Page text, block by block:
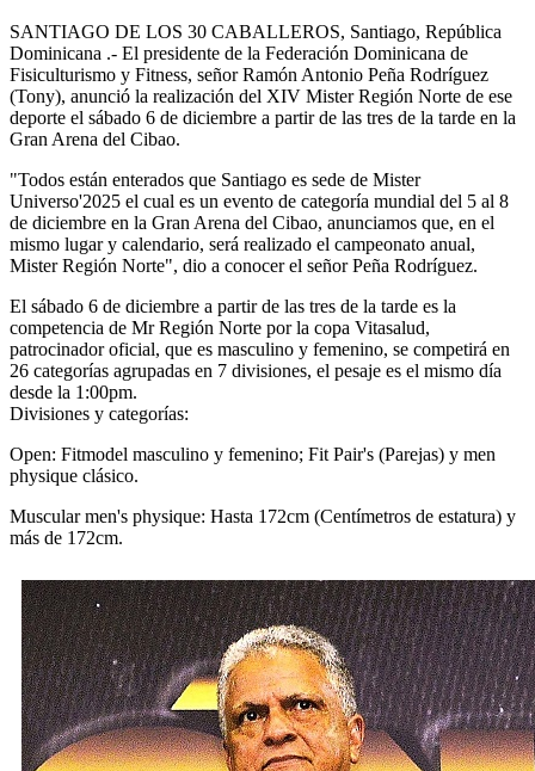
SANTIAGO DE LOS 30 CABALLEROS, Santiago, República
Dominicana .- El presidente de la Federación Dominicana de
Fisiculturismo y Fitness, señor Ramón Antonio Peña Rodríguez
(Tony), anunció la realización del XIV Mister Región Norte de ese
deporte el sábado 6 de diciembre a partir de las tres de la tarde en la
Gran Arena del Cibao.
"Todos están enterados que Santiago es sede de Mister
Universo'2025 el cual es un evento de categoría mundial del 5 al 8
de diciembre en la Gran Arena del Cibao, anunciamos que, en el
mismo lugar y calendario, será realizado el campeonato anual,
Mister Región Norte", dio a conocer el señor Peña Rodríguez.
El sábado 6 de diciembre a partir de las tres de la tarde es la
competencia de Mr Región Norte por la copa Vitasalud,
patrocinador oficial, que es masculino y femenino, se competirá en
26 categorías agrupadas en 7 divisiones, el pesaje es el mismo día
desde la 1:00pm.
Divisiones y categorías:
Open: Fitmodel masculino y femenino; Fit Pair's (Parejas) y men
physique clásico.
Muscular men's physique: Hasta 172cm (Centímetros de estatura) y
más de 172cm.